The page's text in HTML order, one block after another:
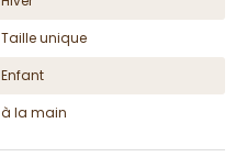
Taille unique
Enfant
à la main